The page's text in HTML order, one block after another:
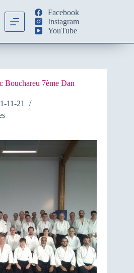
Facebook
Instagram
YouTube
Bouchareu 7ème Dan
11-21